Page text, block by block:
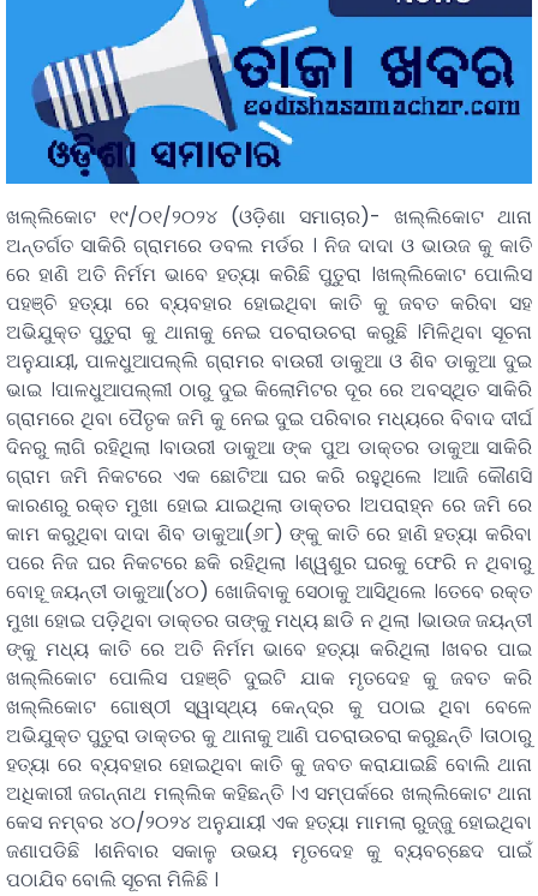
ଖଲ୍ଲିକୋଟ ୧୯/୦୧/୨୦୨୪ (ଓଡ଼ିଶା ସମାଚାର)- ଖଲ୍ଲିକୋଟ ଥାନା
ଅନ୍ତର୍ଗତ ସାକିରି ଗ୍ରାମରେ ଡବଲ ମର୍ଡର । ନିଜ ଦାଦା ଓ ଭାଉଜ କୁ କାତି
ରେ ହାଣି ଅତି ନିର୍ମମ ଭାବେ ହତ୍ୟା କରିଛି ପୁତୁରା ।ଖଲ୍ଲିକୋଟ ପୋଲିସ
ପହଞ୍ଚି ହତ୍ୟା ରେ ବ୍ୟବହାର ହୋଇଥିବା କାତି କୁ ଜବତ କରିବା ସହ
ଅଭିଯୁକ୍ତ ପୁତୁରା କୁ ଥାନାକୁ ନେଇ ପଚରାଉଚରା କରୁଛି ।ମିଳିଥିବା ସୂଚନା
ଅନୁଯାୟୀ, ପାଳଧୁଆପଲ୍ଲି ଗ୍ରାମର ବାଉରୀ ଡାକୁଆ ଓ ଶିବ ଡାକୁଆ ଦୁଇ
ଭାଇ ।ପାଳଧୁଆପଲ୍ଲୀ ଠାରୁ ଦୁଇ କିଲୋମିଟର ଦୂର ରେ ଅବସ୍ଥିତ ସାକିରି
ଗ୍ରାମରେ ଥିବା ପୈତୃକ ଜମି କୁ ନେଇ ଦୁଇ ପରିବାର ମଧ୍ୟରେ ବିବାଦ ଦୀର୍ଘ
ଦିନରୁ ଲାଗି ରହିଥିଲା ।ବାଉରୀ ଡାକୁଆ ଙ୍କ ପୁଅ ଡାକ୍ତର ଡାକୁଆ ସାକିରି
ଗ୍ରାମ ଜମି ନିକଟରେ ଏକ ଛୋଟିଆ ଘର କରି ରହୁଥିଲେ ।ଆଜି କୌଣସି
କାରଣରୁ ରକ୍ତ ମୁଖା ହୋଇ ଯାଇଥିଲା ଡାକ୍ତର ।ଅପରାହ୍ନ ରେ ଜମି ରେ
କାମ କରୁଥିବା ଦାଦା ଶିବ ଡାକୁଆ(୬୮) ଙ୍କୁ କାତି ରେ ହାଣି ହତ୍ୟା କରିବା
ପରେ ନିଜ ଘର ନିକଟରେ ଛକି ରହିଥିଲା ।ଶ୍ୱଶୁର ଘରକୁ ଫେରି ନ ଥିବାରୁ
ବୋହୂ ଜୟନ୍ତୀ ଡାକୁଆ(୪୦) ଖୋଜିବାକୁ ସେଠାକୁ ଆସିଥିଲେ ।ତେବେ ରକ୍ତ
ମୁଖା ହୋଇ ପଡ଼ିଥିବା ଡାକ୍ତର ତାଙ୍କୁ ମଧ୍ୟ ଛାଡି ନ ଥିଲା ।ଭାଉଜ ଜୟନ୍ତୀ
ଙ୍କୁ ମଧ୍ୟ କାତି ରେ ଅତି ନିର୍ମମ ଭାବେ ହତ୍ୟା କରିଥିଲା ।ଖବର ପାଇ
ଖଲ୍ଲିକୋଟ ପୋଲିସ ପହଞ୍ଚି ଦୁଇଟି ଯାକ ମୃତଦେହ କୁ ଜବତ କରି
ଖଲ୍ଲିକୋଟ ଗୋଷ୍ଠୀ ସ୍ୱାସ୍ଥ୍ୟ କେନ୍ଦ୍ର କୁ ପଠାଇ ଥିବା ବେଳେ
ଅଭିଯୁକ୍ତ ପୁତୁରା ଡାକ୍ତର କୁ ଥାନାକୁ ଆଣି ପଚରାଉଚରା କରୁଛନ୍ତି ।ତାଠାରୁ
ହତ୍ୟା ରେ ବ୍ୟବହାର ହୋଇଥିବା କାତି କୁ ଜବତ କରାଯାଇଛି ବୋଲି ଥାନା
ଅଧିକାରୀ ଜଗନ୍ନାଥ ମଲ୍ଲିକ କହିଛନ୍ତି ।ଏ ସମ୍ପର୍କରେ ଖଲ୍ଲିକୋଟ ଥାନା
କେସ ନମ୍ବର ୪୦/୨୦୨୪ ଅନୁଯାୟୀ ଏକ ହତ୍ୟା ମାମଲା ରୁଜ୍ଜୁ ହୋଇଥିବା
ଜଣାପଡିଛି ।ଶନିବାର ସକାଳୁ ଉଭୟ ମୃତଦେହ କୁ ବ୍ୟବଚ୍ଛେଦ ପାଇଁ
ପଠାଯିବ ବୋଲି ସୂଚନା ମିଳିଛି ।